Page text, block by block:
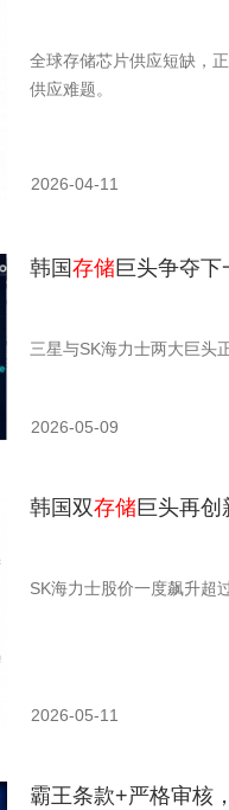
全球存储芯片供应短缺，
供应难题。
2026-04-11
韩国存储巨头争夺下
三星与SK海力士两大巨头
2026-05-09
韩国双存储 巨头再创
SK海力士股价一度飙升超
2026-05-11
霸王条款+严格审核